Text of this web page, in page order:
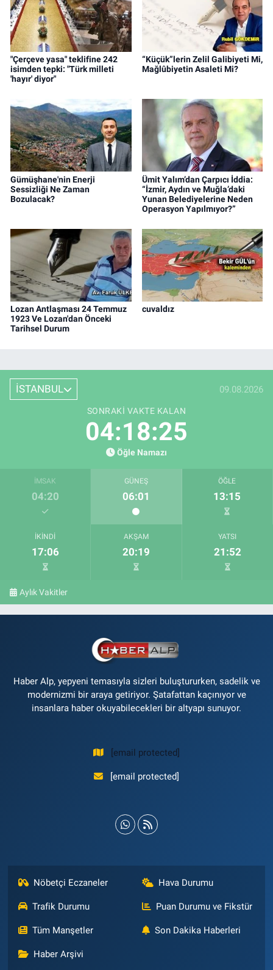
"Çerçeve yasa" teklifine 242
isimden tepki: "Türk milleti
'hayır' diyor"
“Küçük”lerin Zelil Galibiyeti Mi,
Mağlûbiyetin Asaleti Mi?
Gümüşhane'nin Enerji
Sessizliği Ne Zaman
Bozulacak?
Ümit Yalım’dan Çarpıcı İddia:
“İzmir, Aydın ve Muğla’daki
Yunan Belediyelerine Neden
Operasyon Yapılmıyor?”
Lozan Antlaşması 24 Temmuz
1923 Ve Lozan'dan Önceki
Tarihsel Durum
cuvaldız
İSTANBUL 09.08.2026
SONRAKI VAKTE KALAN
04:18:24
Öğle Namazı
İMSAK
04:20
GÜNEŞ
06:01
ÖĞLE
13:15
İKINDI
17:06
AKŞAM
20:19
YATSI
21:52
Aylık Vakitler
Haber Alp, yepyeni temasıyla sizleri buluştururken, sadelik ve
modernizmi bir araya getiriyor. Şatafattan kaçınıyor ve
insanlara haber okuyabilecekleri bir altyapı sunuyor.
[email protected]
[email protected]
Nöbetçi Eczaneler Hava Durumu
Trafik Durumu Puan Durumu ve Fikstür
Tüm Manşetler Son Dakika Haberleri
Haber Arşivi